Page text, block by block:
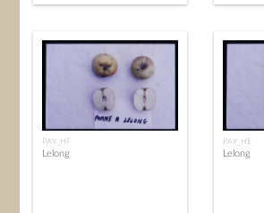
PAY_HF
Lelong
PAY_HE
Lelong